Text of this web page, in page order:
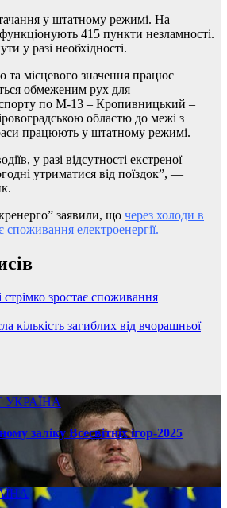
у штатному режимі. На
функціонують 415 пункти незламності.
у разі необхідності.
та місцевого значення працює
обмеженим рух для
по М-13 – Кропивницький –
областю до межі з
працюють у штатному режимі.
у разі відсутності екстреної
утриматися від поїздок”, —
заявили, що через холоди в
споживання електроенергії.
стрімко зростає споживання
кількість загиблих від вчорашньої
УКРАЇНА
заліку Всесвітніх ігор-2025